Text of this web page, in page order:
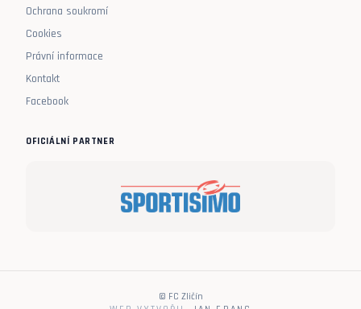
Ochrana soukromí
Cookies
Právní informace
Kontakt
Facebook
OFICIÁLNÍ PARTNER
© FC Zličín